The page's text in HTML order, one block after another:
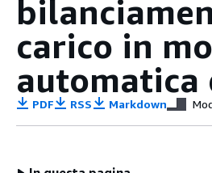
carico in
automatica
PDF RSS Markdown